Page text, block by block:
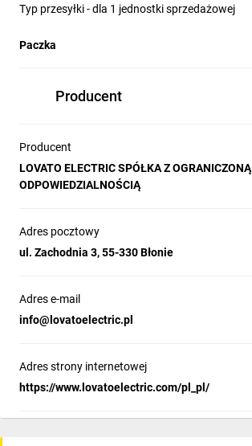
Typ przesyłki - dla 1 jednostki sprzedażowej
Paczka
Producent
Producent
LOVATO ELECTRIC SPÓŁKA Z OGRANICZONĄ
ODPOWIEDZIALNOŚCIĄ
Adres pocztowy
ul. Zachodnia 3, 55-330 Błonie
Adres e-mail
info@lovatoelectric.pl
Adres strony internetowej
https://www.lovatoelectric.com/pl_pl/